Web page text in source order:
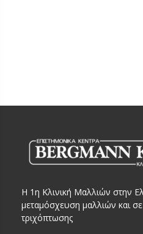
Η 1η Κλινική Μαλλιών στην
μεταμόσχευση μαλλιών και σε
τριχόπτωσης